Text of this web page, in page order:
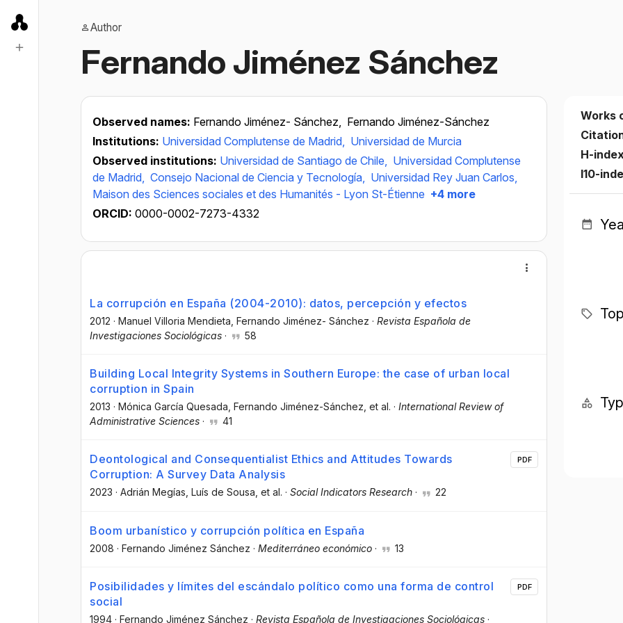
Author
Fernando Jiménez Sánchez
Observed names: Fernando Jiménez- Sánchez, Fernando Jiménez-Sánchez
Institutions: Universidad Complutense de Madrid, Universidad de Murcia
Observed institutions: Universidad de Santiago de Chile, Universidad Complutense
de Madrid, Consejo Nacional de Ciencia y Tecnología, Universidad Rey Juan Carlos,
Maison des Sciences sociales et des Humanités - Lyon St-Étienne +4 more
ORCID: 0000-0002-7273-4332
La corrupción en España (2004-2010): datos, percepción y efectos
2012 · Manuel Villoria Mendieta , Fernando Jiménez- Sánchez · Revista Española de
Investigaciones Sociológicas · 58
Building Local Integrity Systems in Southern Europe: the case of urban local
corruption in Spain
2013 · Mónica García Quesada , Fernando Jiménez-Sánchez , et al. · International Review of
Administrative Sciences · 41
Deontological and Consequentialist Ethics and Attitudes Towards
Corruption: A Survey Data Analysis
2023 · Adrián Megías , Luís de Sousa , et al. · Social Indicators Research · 22
PDF
Boom urbanístico y corrupción política en España
2008 · Fernando Jiménez Sánchez · Mediterráneo económico · 13
Posibilidades y límites del escándalo político como una forma de control
social
1994 · Fernando Jiménez Sánchez · Revista Española de Investigaciones Sociológicas ·
PDF
Works
H-
I10-